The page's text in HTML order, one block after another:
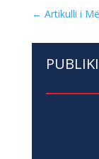
← Artikulli i